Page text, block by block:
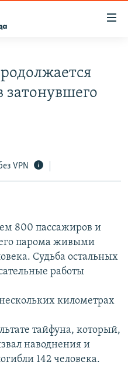
затонувшего
VPN
800 пассажиров и
парома живыми
Судьба остальных
работы
километрах
тайфуна, который,
наводнения и
142 человека.